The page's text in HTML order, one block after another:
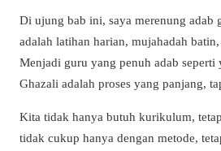
Di ujung bab ini, saya merenung adab
adalah latihan harian, mujahadah
Menjadi guru yang penuh adab
Ghazali adalah proses yang panjang,
Kita tidak hanya butuh kurikulum,
tidak cukup hanya dengan metode,